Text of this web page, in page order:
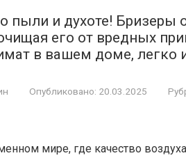
пыли и духоте! Бризеры
его от вредных
в вашем доме, легко
Опубликовано: 20.03.2025
мире, где качество